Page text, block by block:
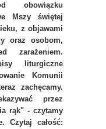
obowiązku
Mszy świętej
z objawami
oraz osobom,
zarażeniem.
liturgiczne
Komunii
zachęcamy.
przez
rąk" - czytamy
Czytaj całość: